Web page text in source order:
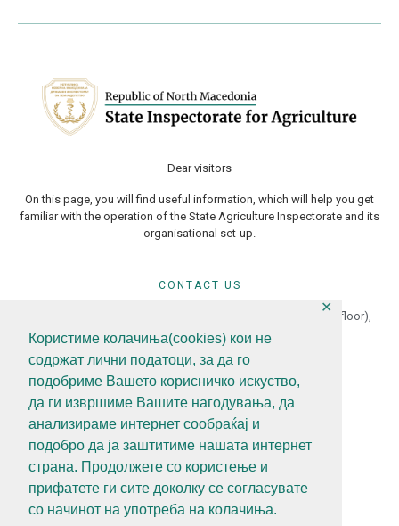
Користиме колачиња(cookies) кои не
содржат лични податоци, за да го
подобриме Вашето корисничко искуство,
да ги извршиме Вашите нагодувања, да
анализираме интернет сообраќај и
подобро да ја заштитиме нашата интернет
страна. Продолжете со користење и
прифатете ги сите доколку се согласувате
со начинот на употреба на колачиња.
✕
Dear visitors
On this page, you will find useful information, which will help you get
familiar with the operation of the State Agriculture Inspectorate and its
organisational set-up.
CONTACT US
St.Goce Delchev No.18 (Macedonian Radio Television 13 floor),
1000 Skopje, North Macedonia
+389 (0)2 3121 462
+389 (0)2 3121 462
diz@diz.gov.mk
FOLLOW US